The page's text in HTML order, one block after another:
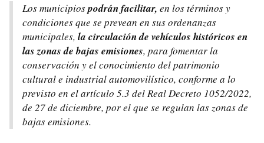
Los municipiospodrán facilitar, en los términos y
condiciones que se prevean en sus ordenanzas
municipales, la circulación de vehículos históricos en
las zonas de bajas emisiones, para fomentar la
conservación y el conocimiento del patrimonio
cultural e industrial automovilístico, conforme a lo
previsto en el artículo 5.3 del Real Decreto 1052/2022,
de 27 de diciembre, por el que se regulan las zonas de
bajas emisiones.